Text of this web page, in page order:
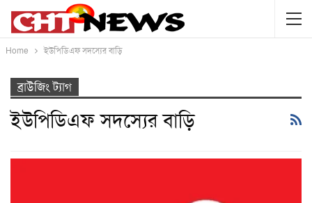
Home ইউপিডিএফ সদস্যের বাড়ি
ব্রাউজিং ট্যাগ
ইউপিডিএফ সদস্যের বাড়ি